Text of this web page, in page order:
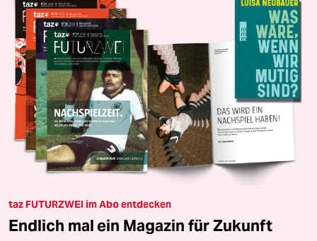
taz FUTURZWEI im Abo entdecken
Endlich mal ein Magazin für Zukunft